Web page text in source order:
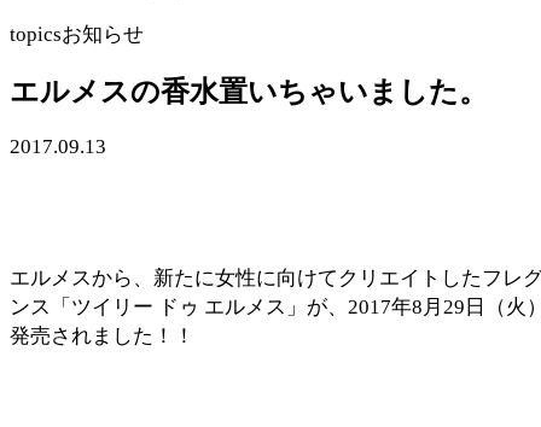
topicsお知らせ
エルメスの香水置いちゃいました。
2017.09.13
エルメスから、新たに女性に向けてクリエイトしたフレ
ンス「ツイリー ドゥ エルメス」が、2017年8月29日（火
発売されました！！